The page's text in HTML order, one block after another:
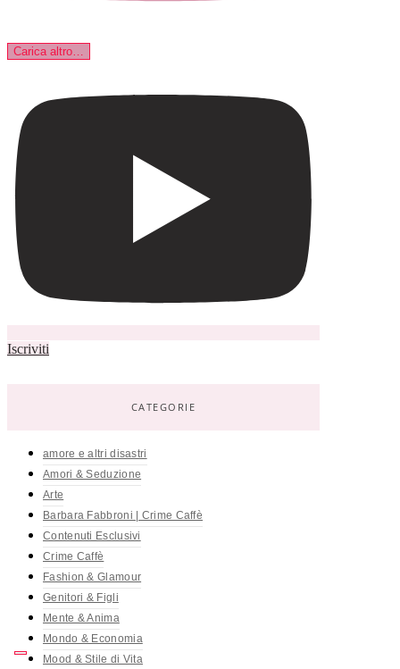
Carica altro…
Iscriviti
CATEGORIE
amore e altri disastri
Amori & Seduzione
Arte
Barbara Fabbroni | Crime Caffè
Contenuti Esclusivi
Crime Caffè
Fashion & Glamour
Genitori & Figli
Mente & Anima
Mondo & Economia
Mood & Stile di Vita